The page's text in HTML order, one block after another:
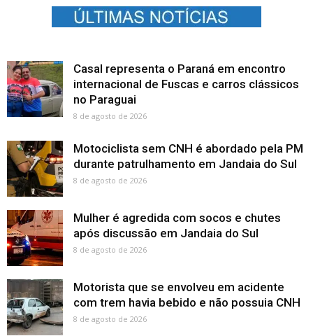
Casal representa o Paraná em encontro
internacional de Fuscas e carros clássicos
no Paraguai
8 de agosto de 2026
Motociclista sem CNH é abordado pela PM
durante patrulhamento em Jandaia do Sul
8 de agosto de 2026
Mulher é agredida com socos e chutes
após discussão em Jandaia do Sul
8 de agosto de 2026
Motorista que se envolveu em acidente
com trem havia bebido e não possuia CNH
8 de agosto de 2026